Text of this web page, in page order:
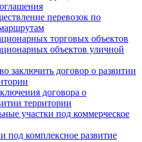
перевозок по
торговых объектов
объектов уличной
заключить договор о развитии
договора о
территории
участки под коммерческое
под комплексное развитие